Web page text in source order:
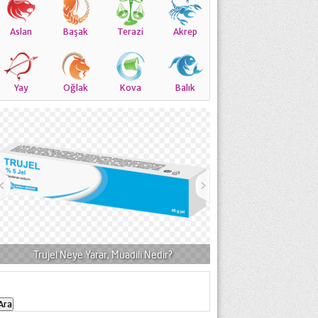
Aslan Başak Terazi Akrep
Yay Oğlak Kova Balık
Trujel Neye Yarar, Muadili Nedir? Obramis Göz Damlası
Arama: